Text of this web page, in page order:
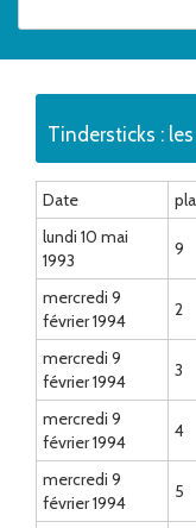
Tindersticks :
Date
lundi 10 mai
1993
9
mercredi 9
février 1994
2
mercredi 9
février 1994
3
mercredi 9
février 1994
4
mercredi 9
février 1994
5